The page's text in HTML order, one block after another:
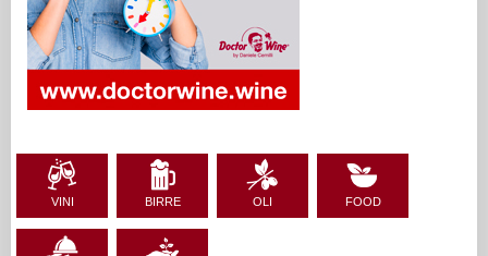
VINI BIRRE OLI FOOD